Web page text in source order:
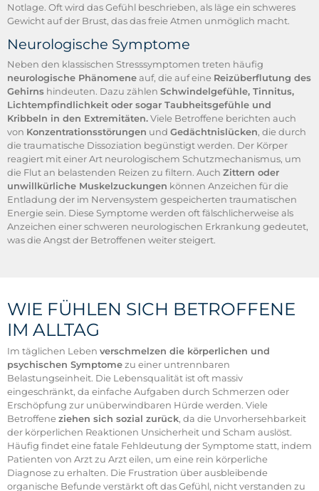
Notlage. Oft wird das Gefühl beschrieben, als läge ein schweres
Gewicht auf der Brust, das das freie Atmen unmöglich macht.
Neurologische Symptome
Neben den klassischen Stresssymptomen treten häufig
neurologische Phänomeneauf, die auf eine Reizüberflutung des
Gehirnshindeuten. Dazu zählen Schwindelgefühle, Tinnitus,
Lichtempfindlichkeit oder sogar Taubheitsgefühle und
Kribbeln in den Extremitäten.Viele Betroffene berichten auch
von Konzentrationsstörungen und Gedächtnislücken, die durch
die traumatische Dissoziation begünstigt werden. Der Körper
reagiert mit einer Art neurologischem Schutzmechanismus, um
die Flut an belastenden Reizen zu filtern. Auch Zittern oder
unwillkürliche Muskelzuckungen können Anzeichen für die
Entladung der im Nervensystem gespeicherten traumatischen
Energie sein. Diese Symptome werden oft fälschlicherweise als
Anzeichen einer schweren neurologischen Erkrankung gedeutet,
was die Angst der Betroffenen weiter steigert.
WIE FÜHLEN SICH BETROFFENE
IM ALLTAG
Im täglichen Leben verschmelzen die körperlichen und
psychischen Symptomezu einer untrennbaren
Belastungseinheit. Die Lebensqualität ist oft massiv
eingeschränkt, da einfache Aufgaben durch Schmerzen oder
Erschöpfung zur unüberwindbaren Hürde werden. Viele
Betroffene ziehen sich sozial zurück, da die Unvorhersehbarkeit
der körperlichen Reaktionen Unsicherheit und Scham auslöst.
Häufig findet eine fatale Fehldeutung der Symptome statt, indem
Patienten von Arzt zu Arzt eilen, um eine rein körperliche
Diagnose zu erhalten. Die Frustration über ausbleibende
organische Befunde verstärkt oft das Gefühl, nicht verstanden zu